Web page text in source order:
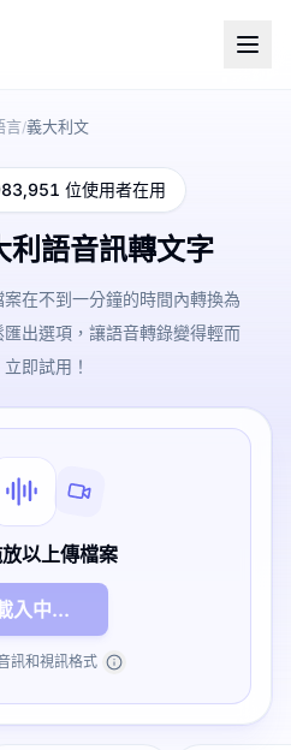
言/義大利文
位使用者在用
利語音訊轉文字
在不到一分鐘的時間內轉換為
出選項，讓語音轉錄變得輕而
即試用！
以上傳檔案
入中...
訊和視訊格式